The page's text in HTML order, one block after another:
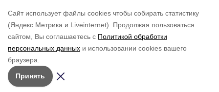
Cайт использует файлы cookies чтобы собирать статистику
(Яндекс.Метрика и Liveinternet).
Продолжая пользоваться
сайтом, Вы соглашаетесь с Политикой обработки
персональных данных и использовании cookies вашего
браузера.
Принять